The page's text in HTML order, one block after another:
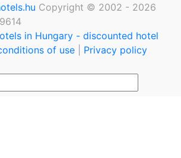
Copyright © 2002 - 2026
in Hungary - discounted hotel
of use Privacy policy